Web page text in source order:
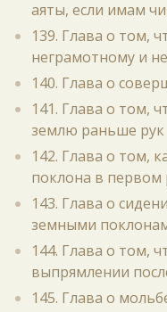
аяты, если имам
139. Глава о том,
неграмотному и
140. Глава о
141. Глава о том,
землю раньше рук
142. Глава о том,
поклона в первом
143. Глава о
земными
144. Глава о том,
выпрямлении
145. Глава о